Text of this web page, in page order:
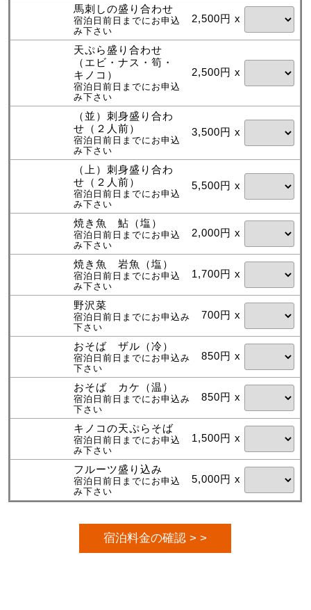
馬刺しの盛り合わせ
宿泊日前日までにお申込
み下さい
2,500円 x
天ぷら盛り合わせ
（エビ・ナス・筍・
キノコ）
宿泊日前日までにお申込
み下さい
2,500円 x
（並）刺身盛り合わ
せ（２人前）
宿泊日前日までにお申込
み下さい
3,500円 x
（上）刺身盛り合わ
せ（２人前）
宿泊日前日までにお申込
み下さい
5,500円 x
焼き魚 鮎（塩）
宿泊日前日までにお申込
み下さい
2,000円 x
焼き魚 岩魚（塩）
宿泊日前日までにお申込
み下さい
1,700円 x
野沢菜
宿泊日前日までにお申込み
下さい
700円 x
おそば ザル（冷）
宿泊日前日までにお申込み
下さい
850円 x
おそば カケ（温）
宿泊日前日までにお申込み
下さい
850円 x
キノコの天ぷらそば
宿泊日前日までにお申込
み下さい
1,500円 x
フルーツ盛り込み
宿泊日前日までにお申込
み下さい
5,000円 x
宿泊料金の確認 > >